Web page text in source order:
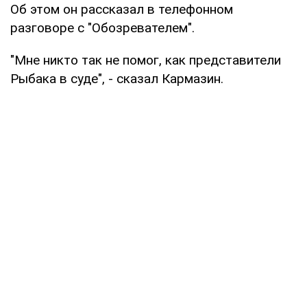
Об этом он рассказал в телефонном
разговоре с "Обозревателем".
"Мне никто так не помог, как представители
Рыбака в суде", - сказал Кармазин.